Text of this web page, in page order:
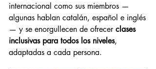
internacional como sus miembros —
algunas hablan catalán, español e inglés
— y se enorgullecen de ofrecer clases
inclusivas para todos los niveles,
adaptadas a cada persona.